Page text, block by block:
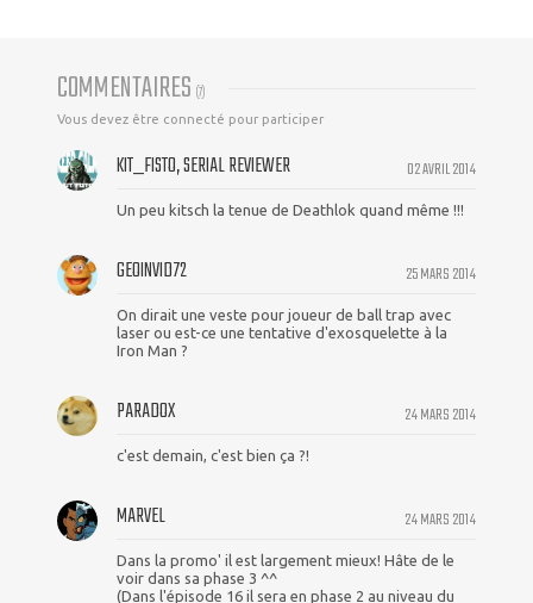
COMMENTAIRES (7)
Vous devez être connecté pour participer
02 AVRIL 2014
KIT_FISTO, SERIAL REVIEWER
Un peu kitsch la tenue de Deathlok quand même !!!
25 MARS 2014
GEOINVID72
On dirait une veste pour joueur de ball trap avec
laser ou est-ce une tentative d'exosquelette à la
Iron Man ?
24 MARS 2014
PARADOX
c'est demain, c'est bien ça ?!
24 MARS 2014
MARVEL
Dans la promo' il est largement mieux! Hâte de le
voir dans sa phase 3 ^^
(Dans l'épisode 16 il sera en phase 2 au niveau du